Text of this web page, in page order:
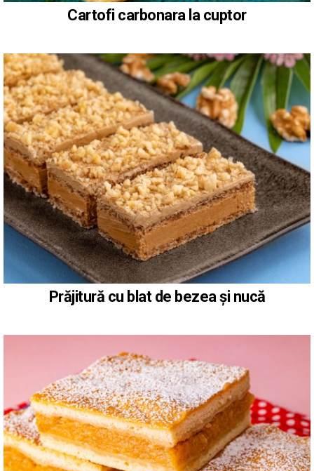
Cartofi carbonara la cuptor
Prăjitură cu blat de bezea și nucă